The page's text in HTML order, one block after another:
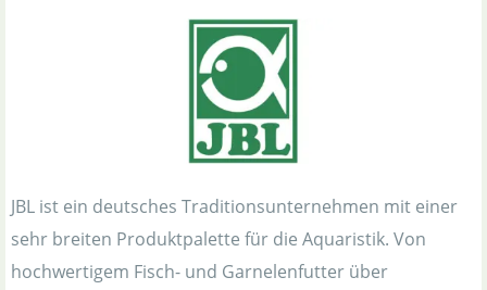
JBL ist ein deutsches Traditionsunternehmen mit einer
sehr breiten Produktpalette für die Aquaristik. Von
hochwertigem Fisch- und Garnelenfutter über